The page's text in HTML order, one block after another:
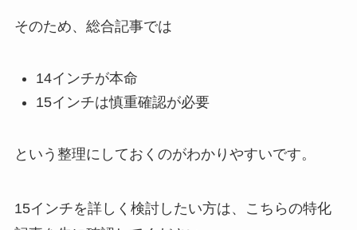
そのため、総合記事では
14インチが本命
15インチは慎重確認が必要
という整理にしておくのがわかりやすいです。
15インチを詳しく検討したい方は、こちらの特化